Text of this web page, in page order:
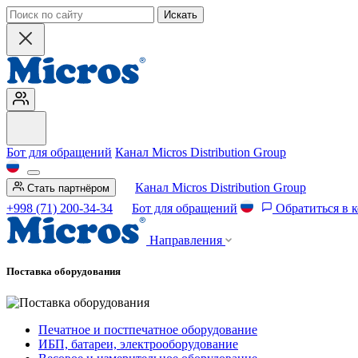
Искать
Бот для обращений Канал Micros Distribution Group
Стать партнёром
Канал Micros Distribution Group
+998 (71) 200-34-34
Бот для обращений Обратиться в
Направления
Поставка оборудования
Печатное и постпечатное оборудование
ИБП, батареи, электрооборудование